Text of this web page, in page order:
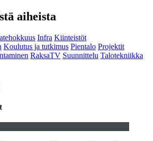
aiheista
Infra Kiinteistöt
Koulutus ja tutkimus Pientalo Projektit
RaksaTV Suunnittelu Talotekniikka